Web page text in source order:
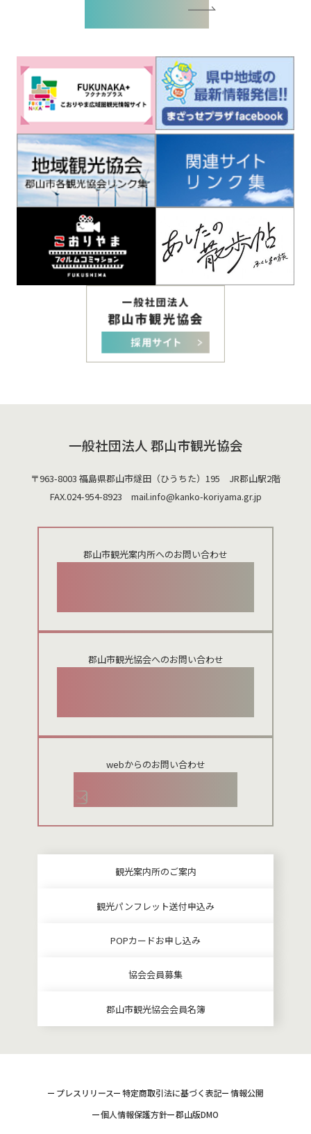
一般社団法人 郡山市観光協会
〒963-8003 福島県郡山市燧田（ひうちた）195 JR郡山駅2階
FAX.024-954-8923 mail.info@kanko-koriyama.gr.jp
郡山市観光案内所へのお問い合わせ
郡山市観光協会へのお問い合わせ
webからのお問い合わせ
観光案内所のご案内
観光パンフレット送付申込み
POPカードお申し込み
協会会員募集
郡山市観光協会会員名簿
プレスリリース 特定商取引法に基づく表記
情報公開
個人情報保護方針
郡山版DMO